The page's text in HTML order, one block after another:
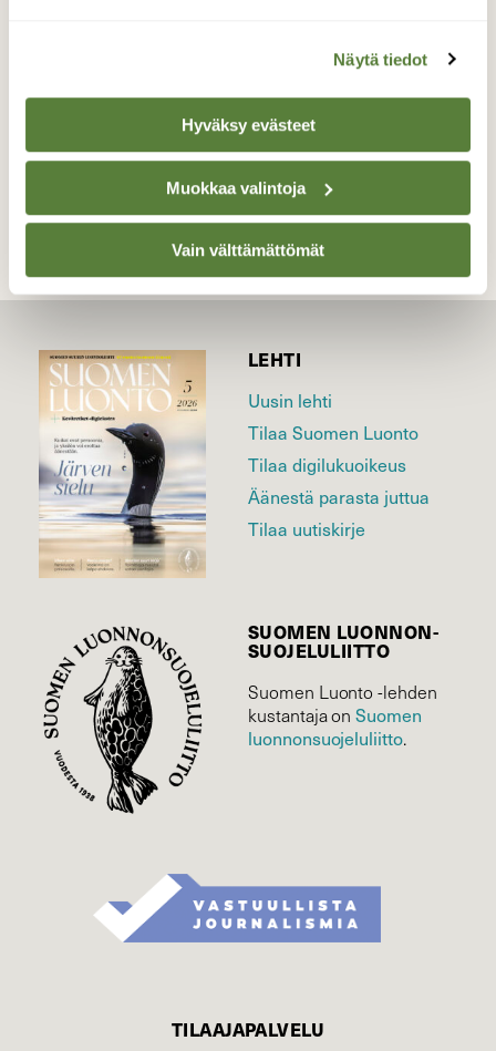
Näytä tiedot
Hyväksy evästeet
Muokkaa valintoja
Vain välttämättömät
Valokuvaaja: Sirpa Jyske, Virrat 8.7-17 8.7-17
TAKAISIN LISTAAN
LEHTI
Uusin lehti
Tilaa Suomen Luonto
Tilaa digilukuoikeus
Äänestä parasta juttua
Tilaa uutiskirje
SUOMEN LUONNON­
SUOJELU­LIITTO
Suomen Luonto -lehden
kustantaja onSuomen
luonnonsuojelu­liitto.
TILAAJAPALVELU